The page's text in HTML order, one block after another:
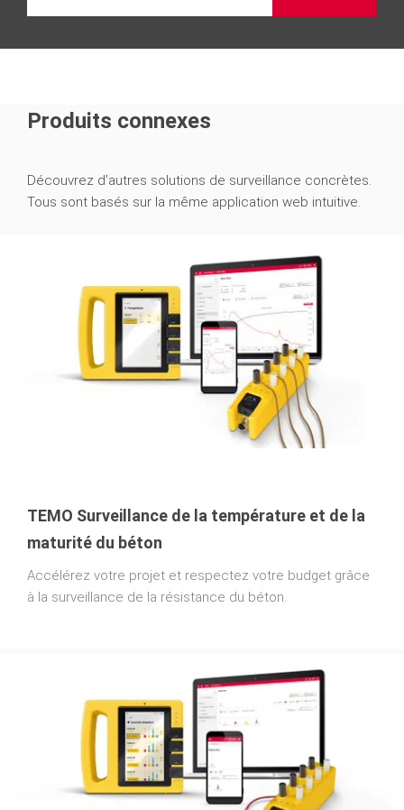
Produits connexes
Découvrez d’autres solutions de surveillance concrètes.
Tous sont basés sur la même application web intuitive.
TEMO Surveillance de la température et de la
maturité du béton
Accélérez votre projet et respectez votre budget grâce
à la surveillance de la résistance du béton.